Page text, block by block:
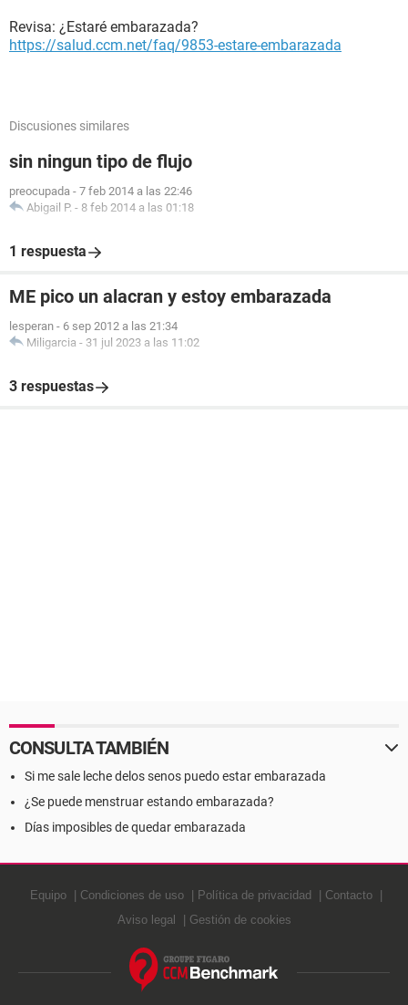
Revisa: ¿Estaré embarazada?
https://salud.ccm.net/faq/9853-estare-embarazada
Discusiones similares
sin ningun tipo de flujo
preocupada - 7 feb 2014 a las 22:46
Abigail P. - 8 feb 2014 a las 01:18
1 respuesta
ME pico un alacran y estoy embarazada
lesperan - 6 sep 2012 a las 21:34
Miligarcia - 31 jul 2023 a las 11:02
3 respuestas
CONSULTA TAMBIÉN
Si me sale leche delos senos puedo estar embarazada
¿Se puede menstruar estando embarazada?
Días imposibles de quedar embarazada
Equipo Condiciones de uso Política de privacidad
Contacto
Aviso legal
Gestión de cookies